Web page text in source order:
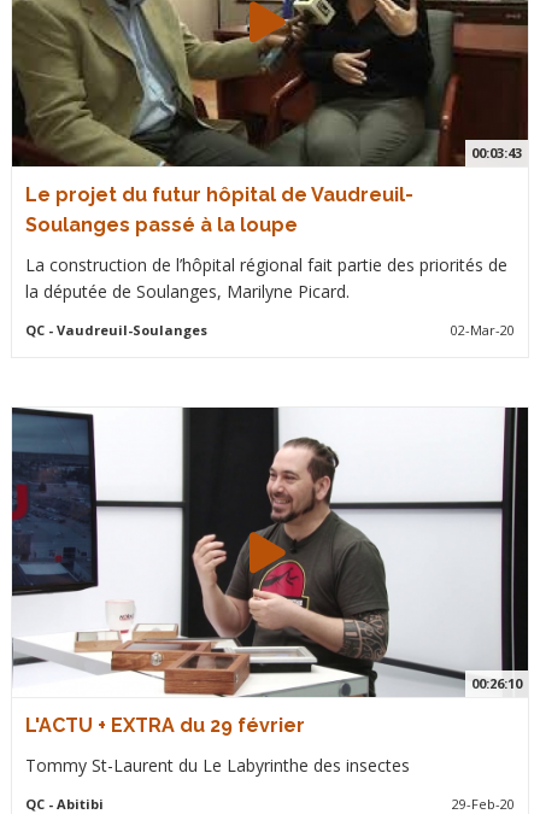
00:03:43
Le projet du futur hôpital de Vaudreuil-
Soulanges passé à la loupe
La construction de l’hôpital régional fait partie des priorités de
la députée de Soulanges, Marilyne Picard.
QC- Vaudreuil-Soulanges 02-Mar-20
00:26:10
L'ACTU + EXTRA du 29 février
Tommy St-Laurent du Le Labyrinthe des insectes
QC- Abitibi 29-Feb-20